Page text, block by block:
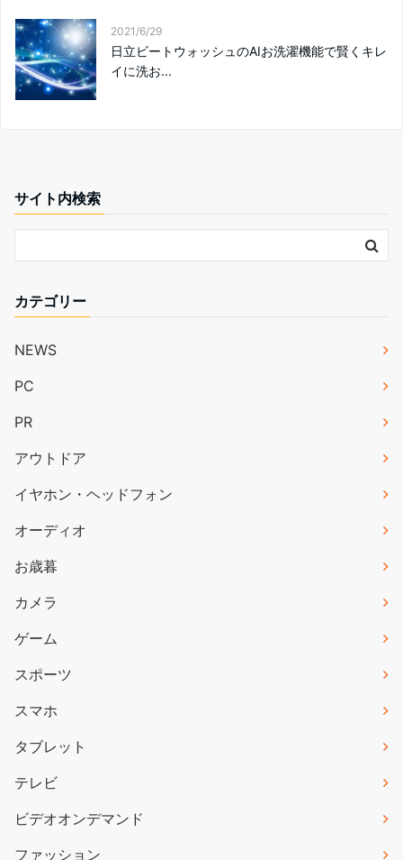
2021/6/29
日立ビートウォッシュのAIお洗濯機能で賢くキレ
イに洗お...
サイト内検索
カテゴリー
NEWS
PC
PR
アウトドア
イヤホン・ヘッドフォン
オーディオ
お歳暮
カメラ
ゲーム
スポーツ
スマホ
タブレット
テレビ
ビデオオンデマンド
ファッション